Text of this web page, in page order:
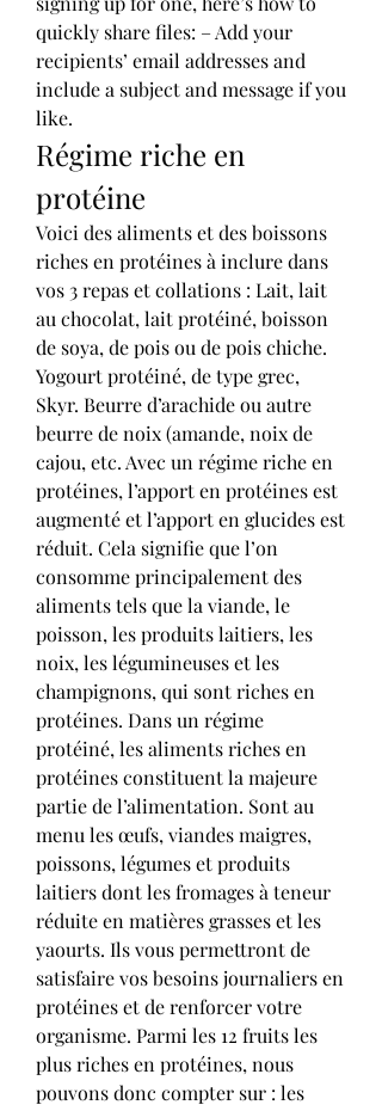
quickly share files: – Add your
recipients’ email addresses and
include a subject and message if you
like.
Régime riche en
protéine
Voici des aliments et des boissons
riches en protéines à inclure dans
vos 3 repas et collations : Lait, lait
au chocolat, lait protéiné, boisson
de soya, de pois ou de pois chiche.
Yogourt protéiné, de type grec,
Skyr. Beurre d’arachide ou autre
beurre de noix (amande, noix de
cajou, etc. Avec un régime riche en
protéines, l’apport en protéines est
augmenté et l’apport en glucides est
réduit. Cela signifie que l’on
consomme principalement des
aliments tels que la viande, le
poisson, les produits laitiers, les
noix, les légumineuses et les
champignons, qui sont riches en
protéines. Dans un régime
protéiné, les aliments riches en
protéines constituent la majeure
partie de l’alimentation. Sont au
menu les œufs, viandes maigres,
poissons, légumes et produits
laitiers dont les fromages à teneur
réduite en matières grasses et les
yaourts. Ils vous permettront de
satisfaire vos besoins journaliers en
protéines et de renforcer votre
organisme. Parmi les 12 fruits les
plus riches en protéines, nous
pouvons donc compter sur : les